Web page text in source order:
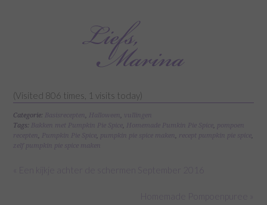
(Visited 806 times, 1 visits today)
Categorie: Basisrecepten, Halloween, vullingen
Tags: Bakken met Pumpkin Pie Spice, Homemade Pumkin Pie Spice,
pompoen
recepten, Pumpkin Pie Spice, pumpkin pie spice maken, recept pumpkin pie spice,
zelf pumpkin pie spice maken